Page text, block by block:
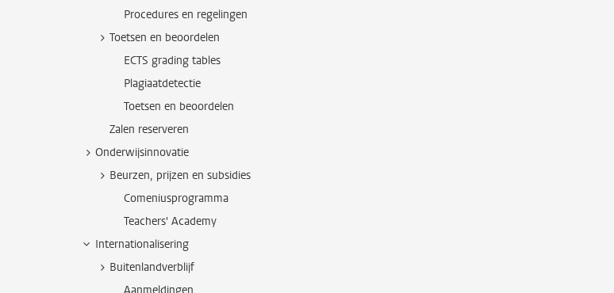
Procedures en regelingen
Toetsen en beoordelen
ECTS grading tables
Plagiaatdetectie
Toetsen en beoordelen
Zalen reserveren
Onderwijsinnovatie
Beurzen, prijzen en subsidies
Comeniusprogramma
Teachers' Academy
Internationalisering
Buitenlandverblijf